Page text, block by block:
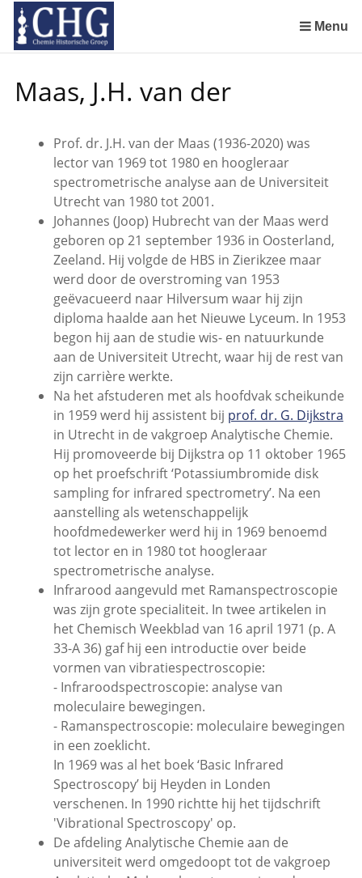
links
over
naar
de
Spring
naar
het
menu
Menu
Maas, J.H. van der
Prof. dr. J.H. van der Maas (1936-2020) was
lector van 1969 tot 1980 en hoogleraar
spectrometrische analyse aan de Universiteit
Utrecht van 1980 tot 2001.
Johannes (Joop) Hubrecht van der Maas werd
geboren op 21 september 1936 in Oosterland,
Zeeland. Hij volgde de HBS in Zierikzee maar
werd door de overstroming van 1953
geëvacueerd naar Hilversum waar hij zijn
diploma haalde aan het Nieuwe Lyceum. In 1953
begon hij aan de studie wis- en natuurkunde
aan de Universiteit Utrecht, waar hij de rest van
zijn carrière werkte.
Na het afstuderen met als hoofdvak scheikunde
in 1959 werd hij assistent bij prof. dr. G. Dijkstra
in Utrecht in de vakgroep Analytische Chemie.
Hij promoveerde bij Dijkstra op 11 oktober 1965
op het proefschrift ‘Potassiumbromide disk
sampling for infrared spectrometry’. Na een
aanstelling als wetenschappelijk
hoofdmedewerker werd hij in 1969 benoemd
tot lector en in 1980 tot hoogleraar
spectrometrische analyse.
Infrarood aangevuld met Ramanspectroscopie
was zijn grote specialiteit. In twee artikelen in
het Chemisch Weekblad van 16 april 1971 (p. A
33-A 36) gaf hij een introductie over beide
vormen van vibratiespectroscopie:
- Infraroodspectroscopie: analyse van
moleculaire bewegingen.
- Ramanspectroscopie: moleculaire bewegingen
in een zoeklicht.
In 1969 was al het boek ‘Basic Infrared
Spectroscopy’ bij Heyden in Londen
verschenen. In 1990 richtte hij het tijdschrift
'Vibrational Spectroscopy' op.
De afdeling Analytische Chemie aan de
universiteit werd omgedoopt tot de vakgroep